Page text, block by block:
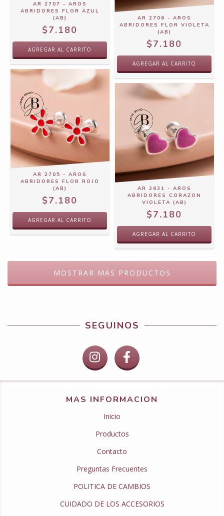
AR 2707 - AROS
ABRIDORES FLOR AZUL
(AB)
$7.180
AR 2706 - AROS
ABRIDORES FLOR VIOLETA
(AB)
$7.180
AR 2705 - AROS
ABRIDORES FLOR ROJO
(AB)
$7.180
AR 2631 - AROS
ABRIDORES CORAZON
VIOLETA (AB)
$7.180
MOSTRAR MÁS PRODUCTOS
SEGUINOS
MAS INFORMACION
Inicio
Productos
Contacto
Preguntas Frecuentes
POLITICA DE CAMBIOS
CUIDADO DE LOS ACCESORIOS